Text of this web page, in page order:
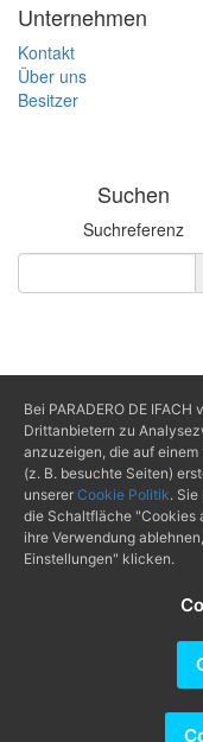
Unternehmen
Kontakt
Über uns
Besitzer
Suchen
Suchreferenz
Bei PARADERO DE
Drittanbietern zu
anzuzeigen, die auf
(z. B. besuchte Seiten)
unserer Cookie Politik.
die Schaltfläche "Cookies
ihre Verwendung
Einstellungen" klicken.